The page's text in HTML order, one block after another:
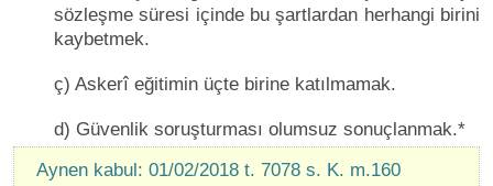
sözleşme süresi içinde bu şartlardan herhangi birini
kaybetmek.
ç) Askerî eğitimin üçte birine katılmamak.
d) Güvenlik soruşturması olumsuz sonuçlanmak.*
Aynen kabul: 01/02/2018 t. 7078 s. K. m.160